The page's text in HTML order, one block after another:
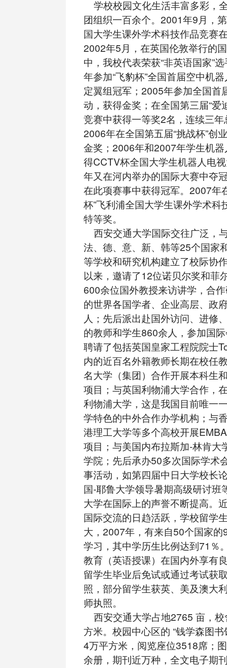
学校校园文化生活丰富多彩，
团组织一百余个。2001年9月，
国大学生课外学术科技作品竞赛
2002年5月，在英国伦敦举行的
中，我校代表荣获“非英语国家”
年参加“飞豹杯”全国首届空中机
定翼组冠军；2005年参加全国首
动，获得金奖；在全国第三届“爱
竞赛中获得一等奖2名，连续三
2006年在全国第五届“挑战杯”创
金奖；2006年和2007年学生机
得CCTV杯全国大学生机器人电
年又在河内举办的国际大赛中夺
在此项赛事中获得冠军。2007年
杯”飞利浦全国大学生课外学术科
特等奖。
西安交通大学国际交往广泛，
法、德、意、新、韩等25个国家
等学校和研究机构建立了校际协
以来，邀请了12位诺贝尔奖和菲
600余位国外教授来访讲学，合
的世界各国学者、企业高层、政
人；先后派出赴国外访问、进修
的教师和学生860余人，参加国
聘请了包括英国皇家工程院院士
内的近百名外籍教师长期在校任
名大学（集团）合作开展本科生
项目；与英国利物浦大学合作，
利物浦大学，这是我国目前唯一
学特色的中外合作办学机构；与
港理工大学等多个高校开展
项目；与美国内布拉斯加-林肯大
学院；先后承办50多次国际学术
事活动，如第四届中日大学校长
国-耶鲁大学领导暑期高级研讨班
大学在国际上的声誉不断提高。
国际交流的日趋活跃，学校留学
大，2007年，有来自50个国家
学习，其中学历生比例达到71％
教育（英语授课）在国内外享有
留学生毕业后免试或通过考试获
照，部分留学生获英、美及澳大
师执照。
西安交通大学占地2765 亩，
方米。校园中心区的 “钱学森图
4万平方米，阅览座位3518席；
余册，期刊近万种，全文电子期